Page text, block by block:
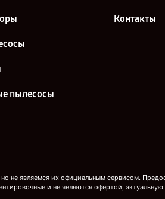
пылесосы
Контакты
не являемся их официальным сервисом.
и не являются офертой,